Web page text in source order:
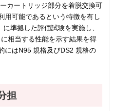
カートリッジ部分を着脱交換可
用可能であるという特徴を有し
準拠した評価試験を実施し、
相当する性能を示す結果を得
にはN95 規格及びDS2 規格の
担